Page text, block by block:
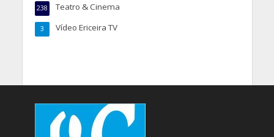
Teatro & Cinema
238
Vídeo Ericeira TV
3